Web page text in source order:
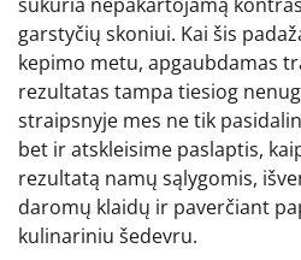
garstyčių skoniui. Kai šis
kepimo metu, apgaubdamas
rezultatas tampa tiesiog
straipsnyje mes ne tik
bet ir atskleisime paslaptis,
rezultatą namų sąlygomis,
daromų klaidų ir paverčiant
kulinariniu šedevru.